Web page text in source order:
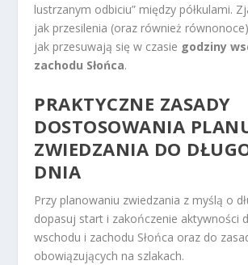
lustrzanym odbiciu” między półkulami.
jak przesilenia (oraz również
jak przesuwają się w czasie godziny
zachodu Słońca.
PRAKTYCZNE ZASADY
DOSTOSOWANIA
ZWIEDZANIA DO
DNIA
Przy planowaniu zwiedzania z myślą o
dopasuj start i zakończenie aktywności
wschodu i zachodu Słońca oraz do
obowiązujących na szlakach.